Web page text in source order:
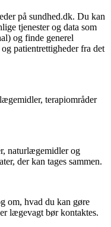
på sundhed.dk. Du kan
tjenester og data som
og finde generel
patientrettigheder fra det
terapiområder
naturlægemidler og
der kan tages sammen.
om, hvad du kan gøre
lægevagt bør kontaktes.